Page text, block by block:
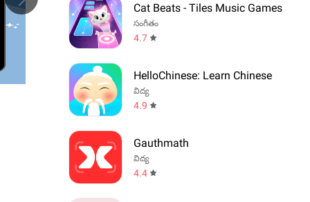
Cat Beats - Tiles Music Games
సంగీతం
4.7
HelloChinese: Learn Chinese
విద్య
4.9
Gauthmath
విద్య
4.4